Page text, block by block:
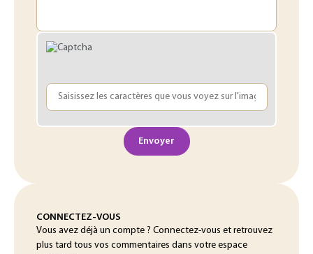
Envoyer
CONNECTEZ-VOUS
Vous avez déjà un compte ? Connectez-vous et retrouvez
plus tard tous vos commentaires dans votre espace